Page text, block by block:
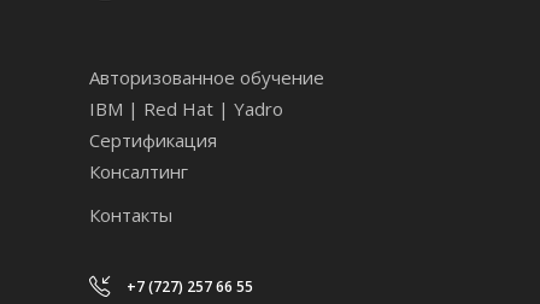
Авторизованное обучение
IBM | Red Hat | Yadro
Сертификация
Консалтинг
Контакты
+7 (727) 257 66 55